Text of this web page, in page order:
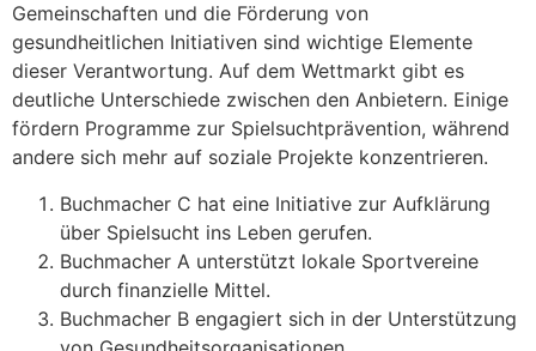
Gemeinschaften und die Förderung von
gesundheitlichen Initiativen sind wichtige Elemente
dieser Verantwortung. Auf dem Wettmarkt gibt es
deutliche Unterschiede zwischen den Anbietern. Einige
fördern Programme zur Spielsuchtprävention, während
andere sich mehr auf soziale Projekte konzentrieren.
Buchmacher C hat eine Initiative zur Aufklärung
über Spielsucht ins Leben gerufen.
Buchmacher A unterstützt lokale Sportvereine
durch finanzielle Mittel.
Buchmacher B engagiert sich in der Unterstützung